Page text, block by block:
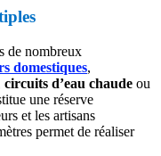
de nombreux
domestiques,
circuits d’eau chaude ou
une réserve
et les artisans
permet de réaliser